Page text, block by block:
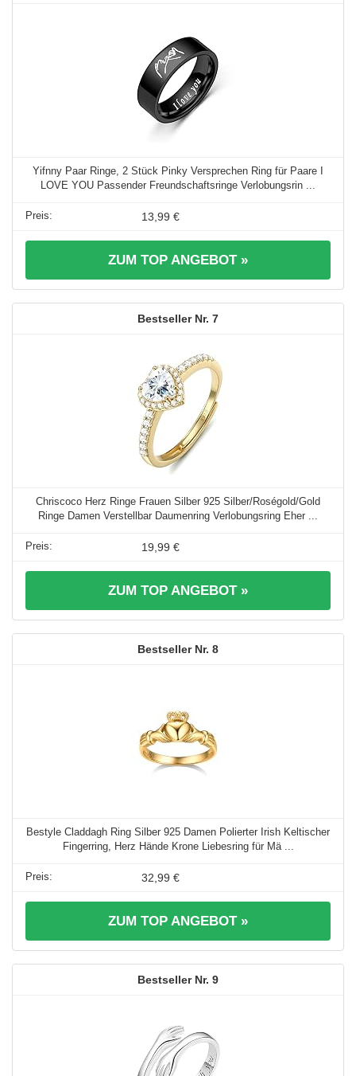
Yifnny Paar Ringe, 2 Stück Pinky Versprechen Ring für Paare I
LOVE YOU Passender Freundschaftsringe Verlobungsrin ...
13,99 €
ZUM TOP ANGEBOT »
7
Chriscoco Herz Ringe Frauen Silber 925 Silber/Roségold/Gold
Ringe Damen Verstellbar Daumenring Verlobungsring Eher ...
19,99 €
ZUM TOP ANGEBOT »
8
Bestyle Claddagh Ring Silber 925 Damen Polierter Irish Keltischer
Fingerring, Herz Hände Krone Liebesring für Mä ...
32,99 €
ZUM TOP ANGEBOT »
9